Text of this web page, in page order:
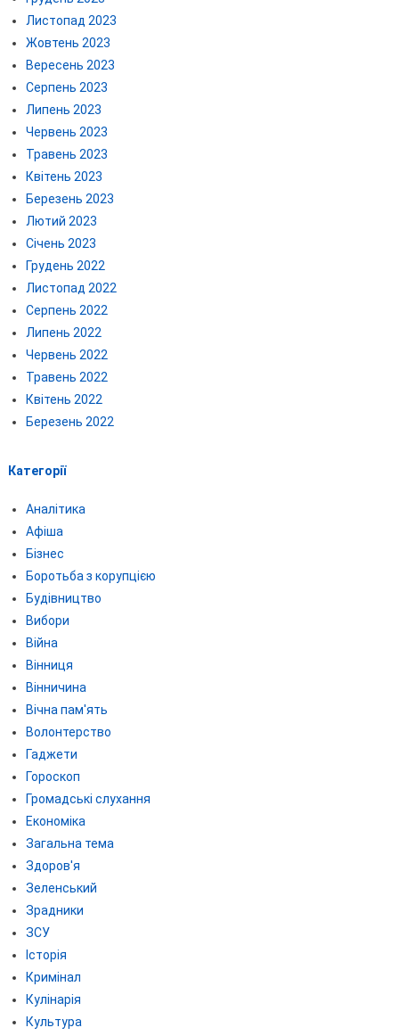
Листопад 2023
Жовтень 2023
Вересень 2023
Серпень 2023
Липень 2023
Червень 2023
Травень 2023
Квітень 2023
Березень 2023
Лютий 2023
Січень 2023
Грудень 2022
Листопад 2022
Серпень 2022
Липень 2022
Червень 2022
Травень 2022
Квітень 2022
Березень 2022
Категорії
Аналітика
Афіша
Бізнес
Боротьба з корупцією
Будівництво
Вибори
Війна
Вінниця
Вінничина
Вічна пам'ять
Волонтерство
Гаджети
Гороскоп
Громадські слухання
Економіка
Загальна тема
Здоров'я
Зеленський
Зрадники
ЗСУ
Історія
Кримінал
Кулінарія
Культура